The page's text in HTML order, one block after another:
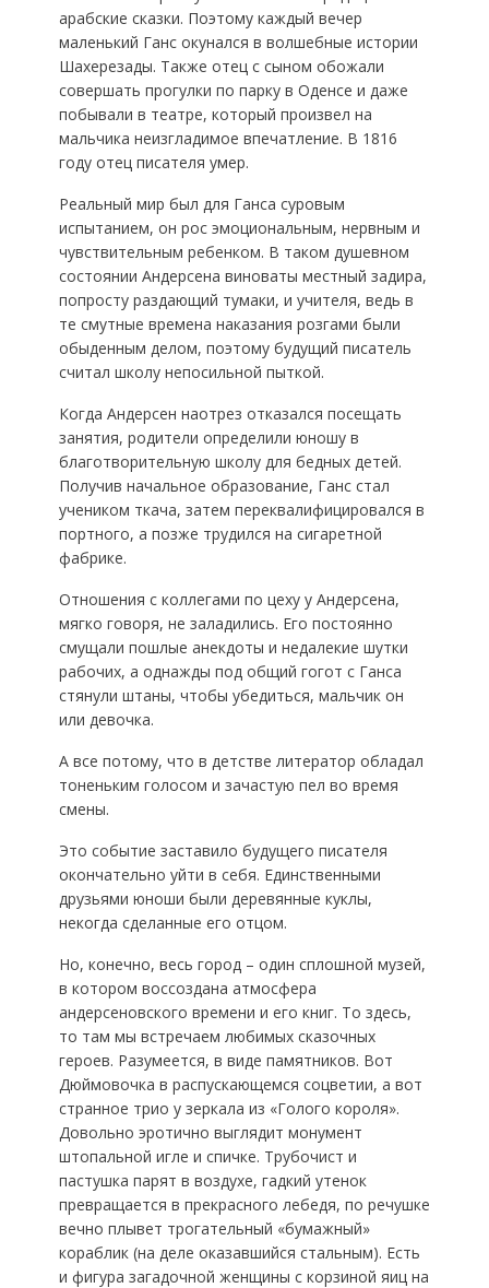
арабские сказки. Поэтому каждый вечер
маленький Ганс окунался в волшебные истории
Шахерезады. Также отец с сыном обожали
совершать прогулки по парку в Оденсе и даже
побывали в театре, который произвел на
мальчика неизгладимое впечатление. В 1816
году отец писателя умер.
Реальный мир был для Ганса суровым
испытанием, он рос эмоциональным, нервным и
чувствительным ребенком. В таком душевном
состоянии Андерсена виноваты местный задира,
попросту раздающий тумаки, и учителя, ведь в
те смутные времена наказания розгами были
обыденным делом, поэтому будущий писатель
считал школу непосильной пыткой.
Когда Андерсен наотрез отказался посещать
занятия, родители определили юношу в
благотворительную школу для бедных детей.
Получив начальное образование, Ганс стал
учеником ткача, затем переквалифицировался в
портного, а позже трудился на сигаретной
фабрике.
Отношения с коллегами по цеху у Андерсена,
мягко говоря, не заладились. Его постоянно
смущали пошлые анекдоты и недалекие шутки
рабочих, а однажды под общий гогот с Ганса
стянули штаны, чтобы убедиться, мальчик он
или девочка.
А все потому, что в детстве литератор обладал
тоненьким голосом и зачастую пел во время
смены.
Это событие заставило будущего писателя
окончательно уйти в себя. Единственными
друзьями юноши были деревянные куклы,
некогда сделанные его отцом.
Но, конечно, весь город – один сплошной музей,
в котором воссоздана атмосфера
андерсеновского времени и его книг. То здесь,
то там мы встречаем любимых сказочных
героев. Разумеется, в виде памятников. Вот
Дюймовочка в распускающемся соцветии, а вот
странное трио у зеркала из «Голого короля».
Довольно эротично выглядит монумент
штопальной игле и спичке. Трубочист и
пастушка парят в воздухе, гадкий утенок
превращается в прекрасного лебедя, по речушке
вечно плывет трогательный «бумажный»
кораблик (на деле оказавшийся стальным). Есть
и фигура загадочной женщины с корзиной яиц на